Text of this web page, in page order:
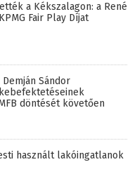
a Kékszalagon: a René
Fair Play Díjat
Sándor
döntését követően
használt lakóingatlanok